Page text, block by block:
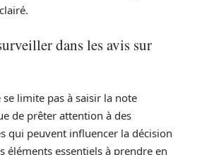
dans les avis sur
limite pas à saisir la note
de prêter attention à des
qui peuvent influencer la décision
éléments essentiels à prendre en